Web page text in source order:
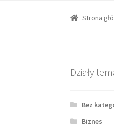
StronaStrona
Działy
Bez
Biznes